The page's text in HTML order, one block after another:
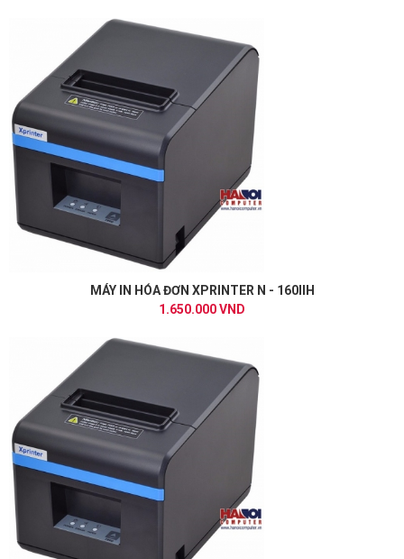
MÁY IN HÓA ĐƠN XPRINTER N - 160IIH
1.650.000 VND